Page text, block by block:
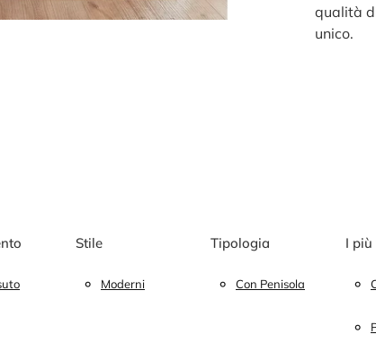
qualità
unico.
Stile
Moderni
Tipologia
Con Penisola
I più